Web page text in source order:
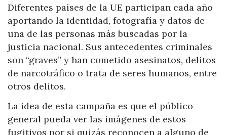
Diferentes países de la UE participan cada año
aportando la identidad, fotografía y datos de
una de las personas más buscadas por la
justicia nacional. Sus antecedentes criminales
son “graves” y han cometido asesinatos, delitos
de narcotráfico o trata de seres humanos, entre
otros delitos.
La idea de esta campaña es que el público
general pueda ver las imágenes de estos
fugitivos por si quizás reconocen a alguno de